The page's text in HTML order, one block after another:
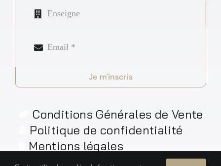
Je m'inscris
Conditions Générales de Vente
Politique de confidentialité
Mentions légales